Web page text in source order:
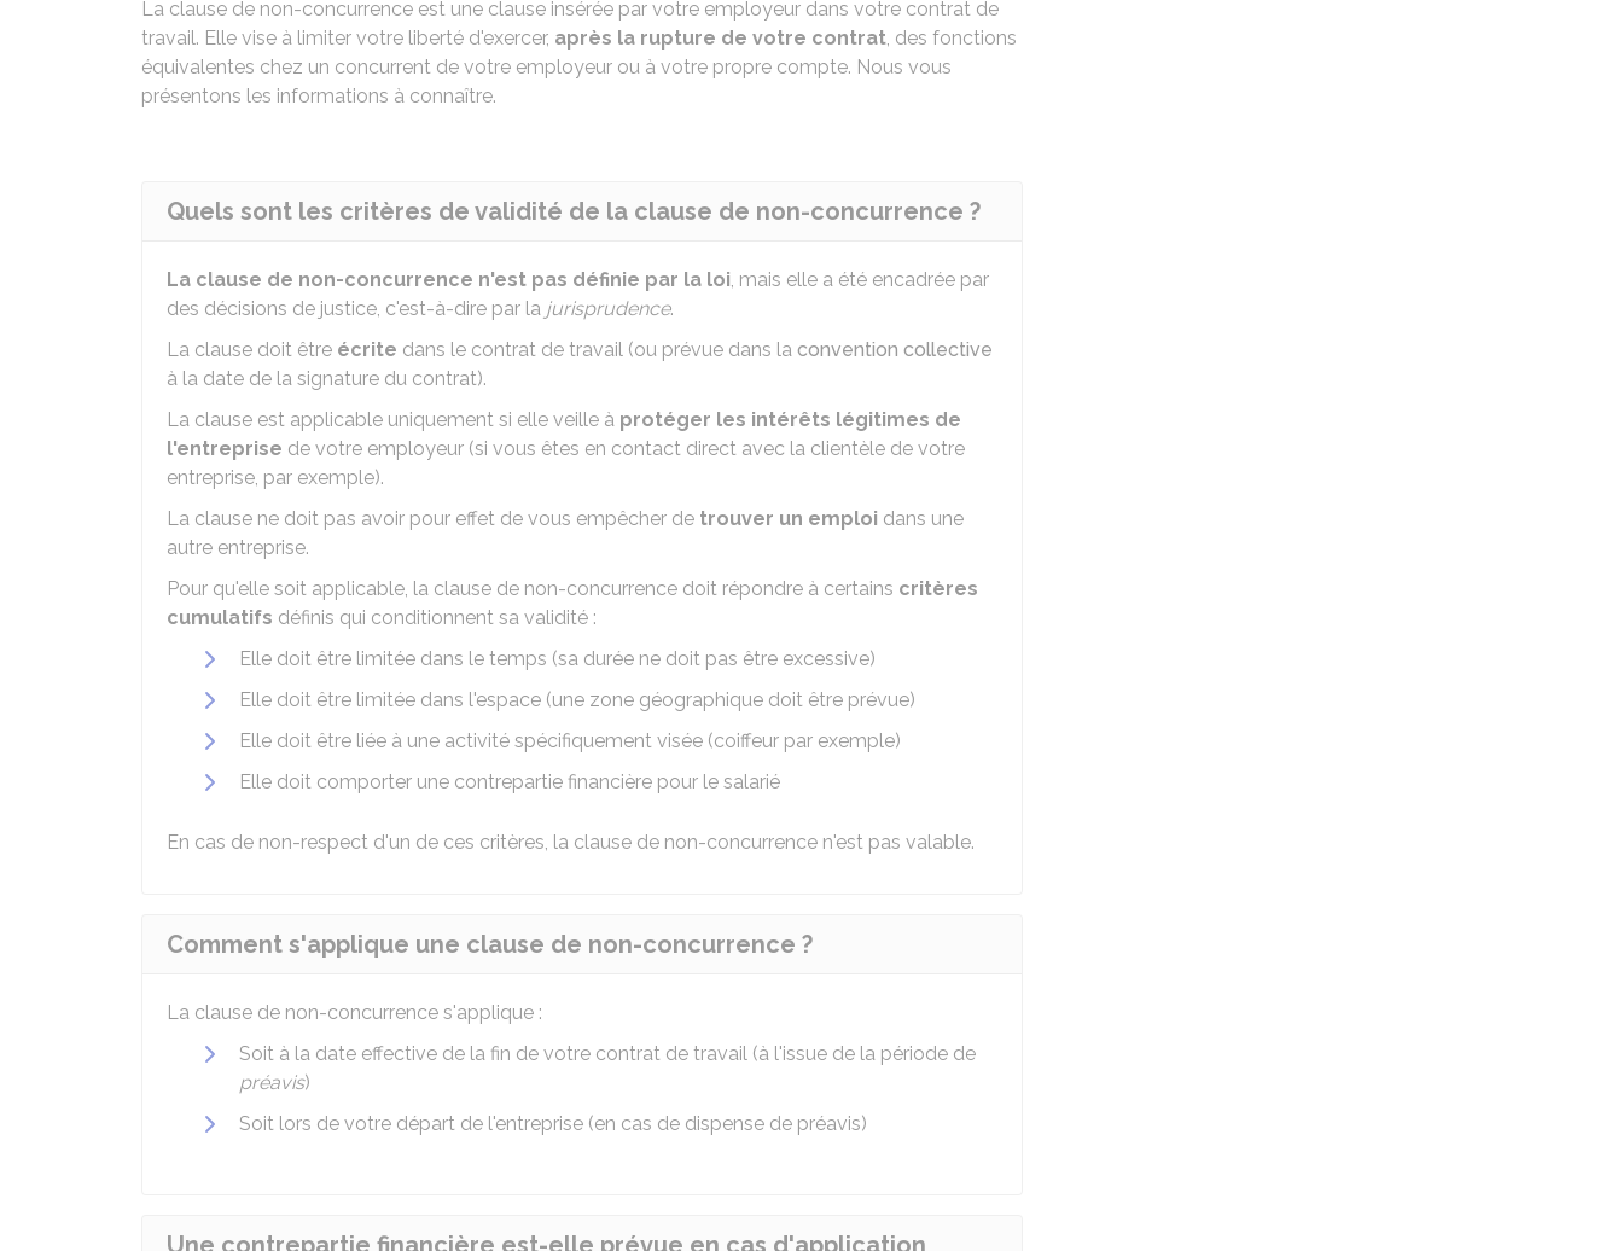
La clause de non-concurrence est une clause insérée par votre employeur dans votre contrat de
travail. Elle vise à limiter votre liberté d'exercer, après la rupture de votre contrat, des fonctions
équivalentes chez un concurrent de votre employeur ou à votre propre compte. Nous vous
présentons les informations à connaître.
Quels sont les critères de validité de la clause de non-concurrence ?
La clause de non-concurrence n'est pas définie par la loi, mais elle a été encadrée par
des décisions de justice, c'est-à-dire par la jurisprudence.
La clause doit être écrite dans le contrat de travail (ou prévue dans la convention collective
à la date de la signature du contrat).
La clause est applicable uniquement si elle veille à protéger les intérêts légitimes de
l'entreprise de votre employeur (si vous êtes en contact direct avec la clientèle de votre
entreprise, par exemple).
La clause ne doit pas avoir pour effet de vous empêcher de trouver un emploi dans une
autre entreprise.
Pour qu'elle soit applicable, la clause de non-concurrence doit répondre à certains critères
cumulatifs définis qui conditionnent sa validité :
Elle doit être limitée dans le temps (sa durée ne doit pas être excessive)
Elle doit être limitée dans l'espace (une zone géographique doit être prévue)
Elle doit être liée à une activité spécifiquement visée (coiffeur par exemple)
Elle doit comporter une contrepartie financière pour le salarié
En cas de non-respect d'un de ces critères, la clause de non-concurrence n'est pas valable.
Comment s'applique une clause de non-concurrence ?
La clause de non-concurrence s'applique :
Soit à la date effective de la fin de votre contrat de travail (à l'issue de la période de
préavis)
Soit lors de votre départ de l'entreprise (en cas de dispense de préavis)
Une contrepartie financière est-elle prévue en cas d'application